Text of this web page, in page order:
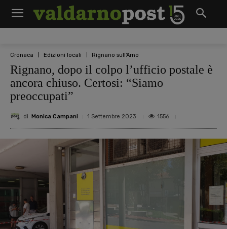
Cronaca Edizioni locali Rignano sull'Arno
Rignano, dopo il colpo l’ufficio postale è
ancora chiuso. Certosi: “Siamo
preoccupati”
di Monica Campani 1 Settembre 2023 1556